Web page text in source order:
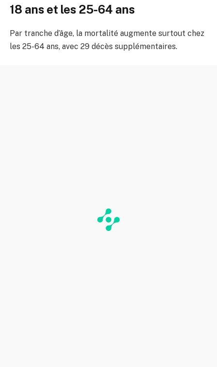
18 ans et les 25-64 ans
Par tranche d’âge, la mortalité augmente surtout chez
les 25-64 ans, avec 29 décès supplémentaires.